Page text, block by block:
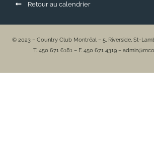
Retour au calendrier
© 2023 – Country Club Montréal – 5, Riverside, St-
T. 450 671 6181 – F. 450 671 4319 –